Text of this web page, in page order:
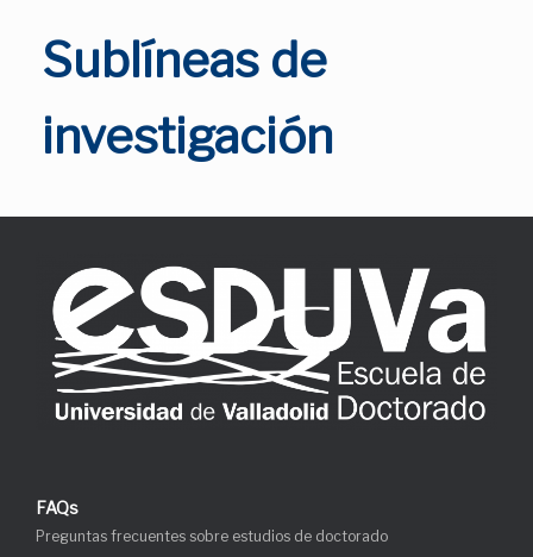
Sublíneas de
investigación
FAQs
Preguntas frecuentes sobre estudios de doctorado